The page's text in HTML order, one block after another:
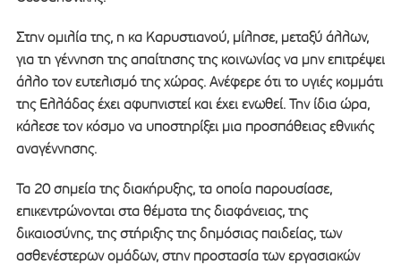
Στην ομιλία της, η κα Καρυστιανού, μίλησε, μεταξύ άλλων,
για τη γέννηση της απαίτησης της κοινωνίας να μην επιτρέψει
άλλο τον ευτελισμό της χώρας. Ανέφερε ότι το υγιές κομμάτι
της Ελλάδας έχει αφυπνιστεί και έχει ενωθεί. Την ίδια ώρα,
κάλεσε τον κόσμο να υποστηρίξει μια προσπάθειας εθνικής
αναγέννησης.
Τα 20 σημεία της διακήρυξης, τα οποία παρουσίασε,
επικεντρώνονται στα θέματα της διαφάνειας, της
δικαιοσύνης, της στήριξης της δημόσιας παιδείας, των
ασθενέστερων ομάδων, στην προστασία των εργασιακών